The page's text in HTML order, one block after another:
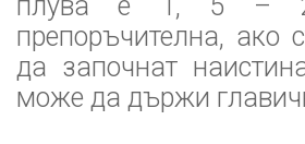
препоръчителна, ако
да започнат
може да държи